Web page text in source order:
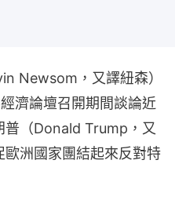
Newsom，又譯紐森）
濟論壇召開期間談論近
普（Donald Trump，又
洲國家團結起來反對特